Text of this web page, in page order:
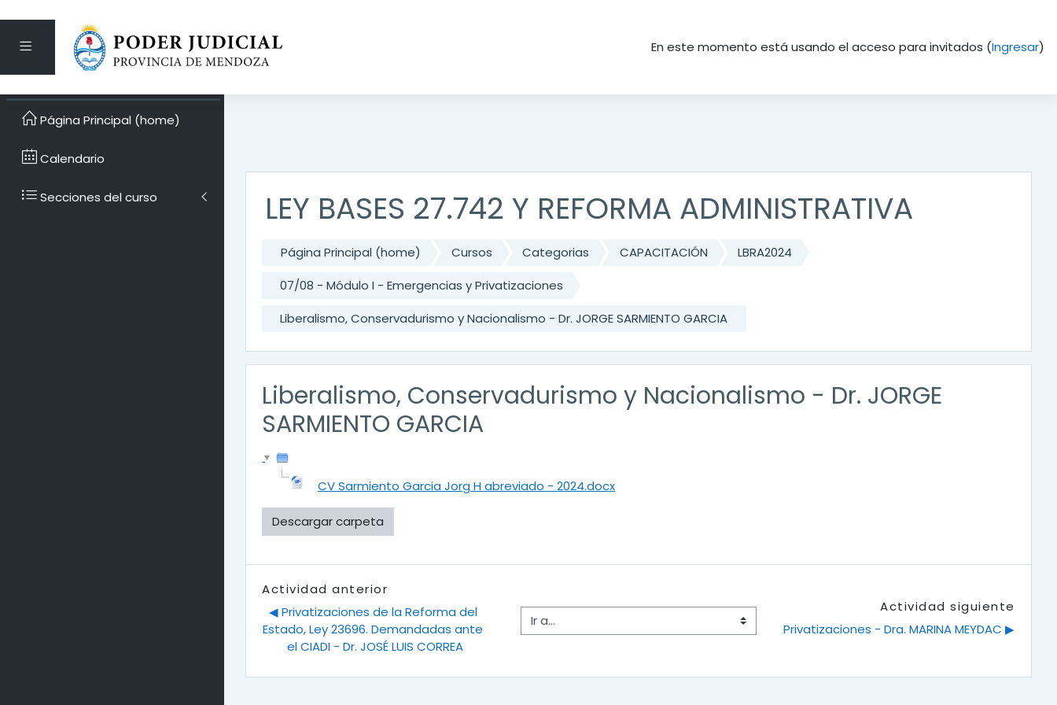
Pánel lateral En este momento está usando el acceso para invitados (Ingresar)
Saltar al contenido principal
LEY BASES 27.742 Y REFORMA ADMINISTRATIVA
Página Principal (home) Cursos Categorias CAPACITACIÓN
LBRA2024
07/08 - Módulo I - Emergencias y Privatizaciones
Liberalismo, Conservadurismo y Nacionalismo - Dr. JORGE SARMIENTO GARCIA
Liberalismo, Conservadurismo y Nacionalismo - Dr. JORGE
SARMIENTO GARCIA
CV Sarmiento Garcia Jorg H abreviado - 2024.docx
Descargar carpeta
Actividad anterior
◀︎ Privatizaciones de la Reforma del
Estado, Ley 23696. Demandadas ante
el CIADI - Dr. JOSÉ LUIS CORREA
Ir a...
Actividad siguiente
Privatizaciones - Dra. MARINA MEYDAC ▶︎
Página Principal (home)
Calendario
Secciones del curso